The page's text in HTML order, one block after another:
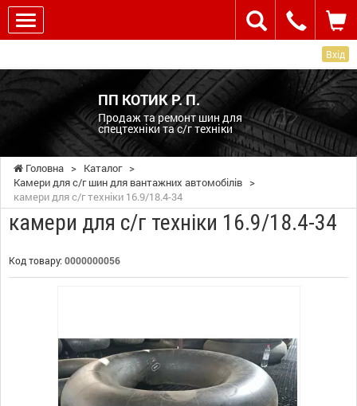
Вхід
ПП КОТИК Р. П.
Продаж та ремонт шин для
спецтехніки та с/г техніки
Головна > Каталог >
Камери для с/г шин для вантажних автомобілів >
камери для с/г техніки 16.9/18.4-34
камери для с/г техніки 16.9/18.4-34
Код товару: 0000000056